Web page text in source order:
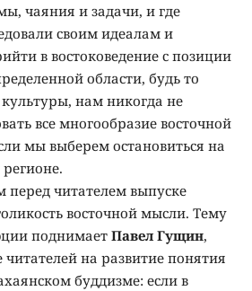
чаяния и задачи, и где
своим идеалам и
в востоковедение с позиции
области, будь то
нам никогда не
все многообразие восточной
мы выберем остановиться на
читателем выпуске
восточной мысли. Тему
поднимает Павел Гущин,
на развитие понятия
буддизме: если в